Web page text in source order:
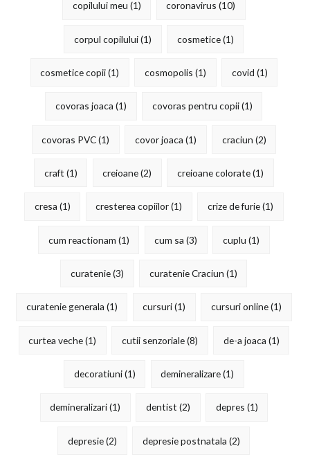
copilului meu (1) coronavirus (10)
corpul copilului(1) cosmetice(1)
cosmetice copii(1) cosmopolis (1) covid (1)
covoras joaca (1) covoras pentru copii(1)
covoras PVC(1) covor joaca (1) craciun (2)
craft (1) creioane(2) creioane colorate(1)
cresa (1) cresterea copiilor(1) crize de furie(1)
cum reactionam (1) cum sa (3) cuplu (1)
curatenie(3) curatenie Craciun (1)
curatenie generala (1) cursuri(1) cursuri online(1)
curtea veche(1) cutii senzoriale(8) de-a joaca (1)
decoratiuni(1) demineralizare(1)
demineralizari(1) dentist (2) depres (1)
depresie(2) depresie postnatala (2)